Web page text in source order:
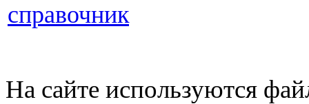
справочник
На сайте используются